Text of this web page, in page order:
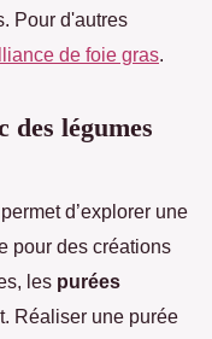
Pour d'autres
de foie gras.
des légumes
permet d’explorer une
pour des créations
les purées
Réaliser une purée